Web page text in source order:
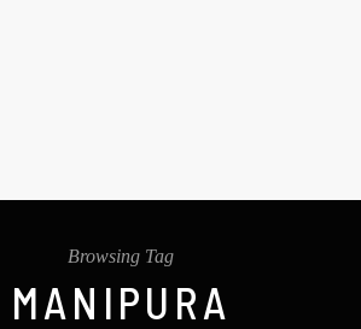
Browsing Tag
MANIPURA